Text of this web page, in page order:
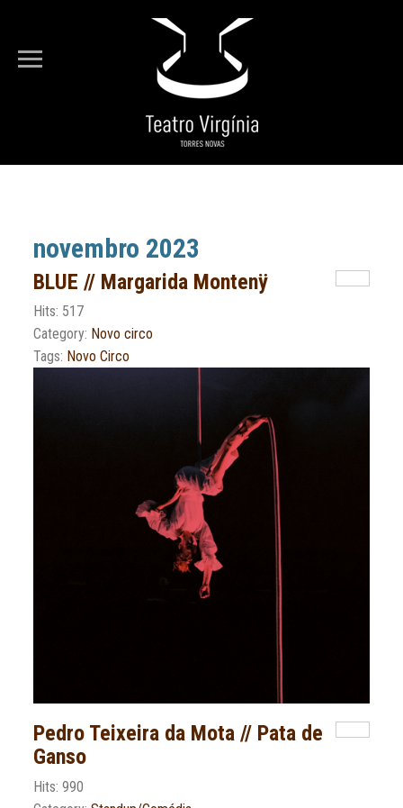
Arquivo
novembro 2023
BLUE // Margarida Montenÿ
Hits: 517
Category: Novo circo
Tags: Novo Circo
Pedro Teixeira da Mota // Pata de
Ganso
Hits: 990